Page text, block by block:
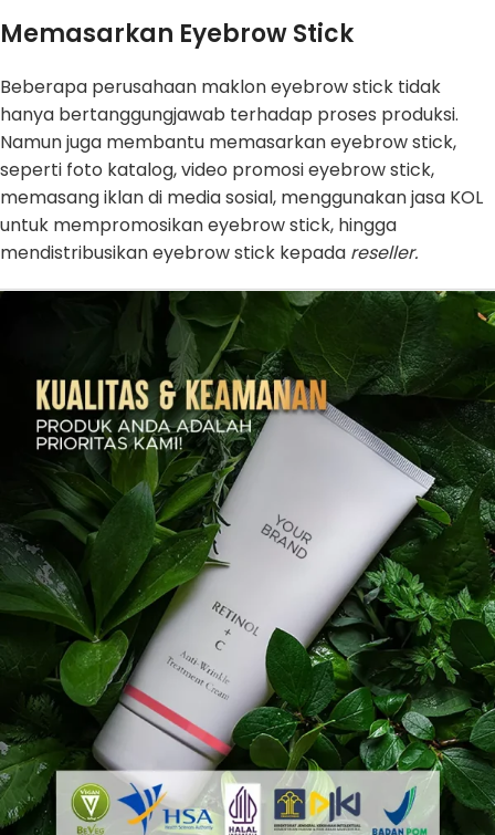
Memasarkan Eyebrow Stick
Beberapa perusahaan maklon eyebrow stick tidak
hanya bertanggungjawab terhadap proses produksi.
Namun juga membantu memasarkan eyebrow stick,
seperti foto katalog, video promosi eyebrow stick,
memasang iklan di media sosial, menggunakan jasa KOL
untuk mempromosikan eyebrow stick, hingga
mendistribusikan eyebrow stick kepada reseller.